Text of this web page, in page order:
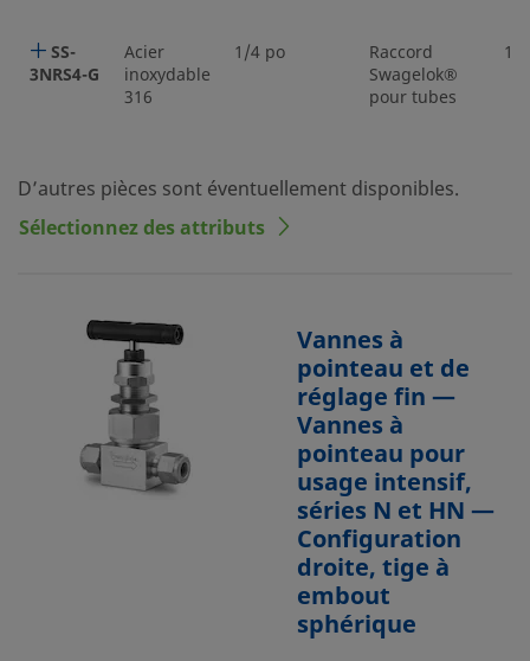
SS-
3NRS4-G
Acier
inoxydable
316
1/4 po
Raccord
Swagelok®
pour tubes
1/
D’autres pièces sont éventuellement disponibles.
Sélectionnez des attributs
Vannes à
pointeau et de
réglage fin —
Vannes à
pointeau pour
usage intensif,
séries N et HN —
Configuration
droite, tige à
embout
sphérique